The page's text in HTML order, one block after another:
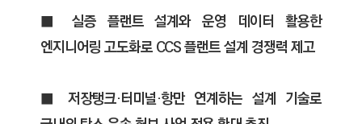
T
R
T
■ 실증 플랜트 설계와 운영 데이터 활용한
엔지니어링 고도화로 CCS 플랜트 설계 경쟁력 제고
■ 저장탱크·터미널·항만 연계하는 설계 기술로